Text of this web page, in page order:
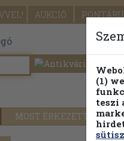
AUKCIÓ
MOST ÉRKEZETT
(1)
teszi